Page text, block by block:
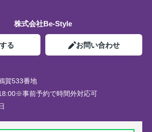
株式会社Be-Style
る お問い合わせ
賀533番地
事前予約で時間外対応可